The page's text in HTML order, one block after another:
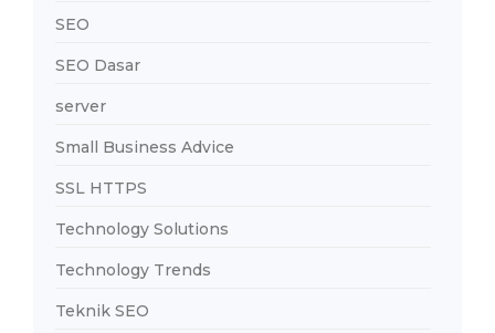
SEO
SEO Dasar
server
Small Business Advice
SSL HTTPS
Technology Solutions
Technology Trends
Teknik SEO